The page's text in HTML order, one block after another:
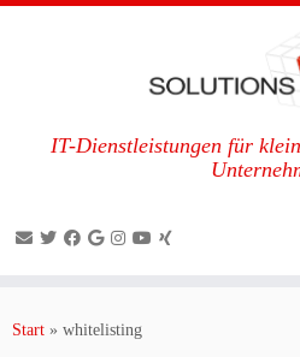
Inhalt
IT-Dienstleistungen für
Start » whitelisting